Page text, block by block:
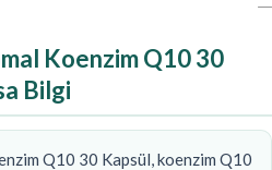
Koenzim Q10 30
Bilgi
Q10 30 Kapsül, koenzim Q10